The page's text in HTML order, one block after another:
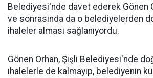
Belediyesi'nde davet ederek Gönen
ve sonrasında da o belediyelerden
ihaleler alması sağlanıyordu.
Gönen Orhan, Şişli Belediyesi'nde
ihalelerle de kalmayıp, belediyenin